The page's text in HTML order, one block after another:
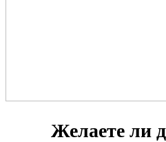
Желаете ли